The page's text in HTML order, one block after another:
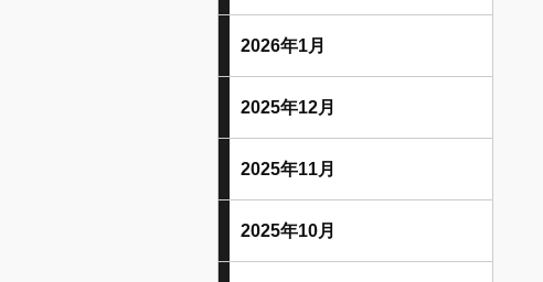
2026年1月
2025年12月
2025年11月
2025年10月